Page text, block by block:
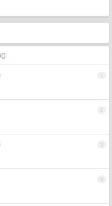
1
2
3
4